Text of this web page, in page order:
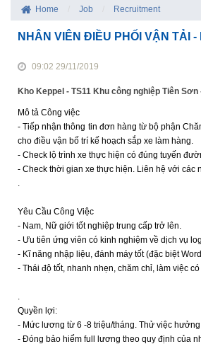
Home Job Recruitment
NHÂN VIÊN ĐIỀU PHỐI VẬN TẢI -
09:02 29/11/2019
Kho Keppel - TS11 Khu công nghiệp Tiên
Mô tả Công việc
- Tiếp nhận thông tin đơn hàng từ bộ phận
cho điều vận bố trí kế hoạch sắp xe làm hàng.
- Check lộ trình xe thực hiện có đúng tuyến
- Check thời gian xe thực hiện. Liên hệ với các
.
Yêu Cầu Công Việc
- Nam, Nữ giới tốt nghiệp trung cấp trở lên.
- Ưu tiên ứng viên có kinh nghiệm về dịch vụ
- Kĩ năng nhập liệu, đánh máy tốt (đặc biệt
- Thái độ tốt, nhanh nhẹn, chăm chỉ, làm việc
.
Quyền lợi:
- Mức lương từ 6 -8 triệu/tháng. Thử việc
- Đóng bảo hiểm full lương theo quy định của